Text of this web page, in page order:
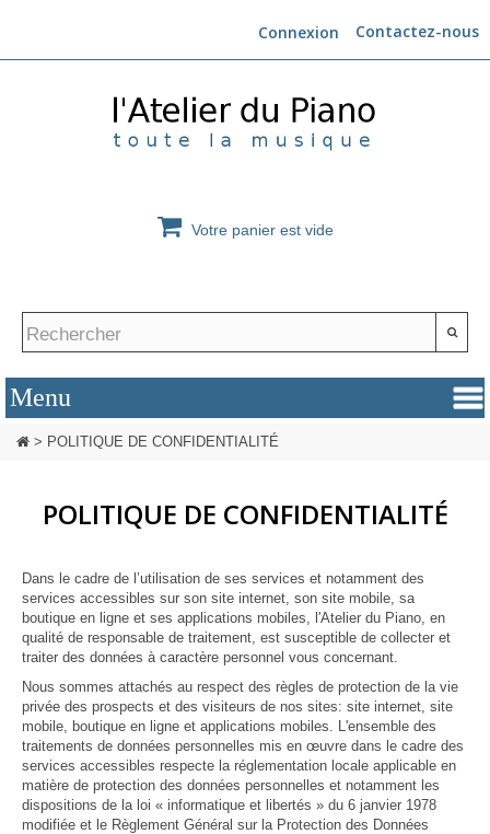
Contactez-nous
Connexion
Votre panier est vide
> POLITIQUE DE CONFIDENTIALITÉ
POLITIQUE DE CONFIDENTIALITÉ
Dans le cadre de l’utilisation de ses services et notamment des
services accessibles sur son site internet, son site mobile, sa
boutique en ligne et ses applications mobiles, l'Atelier du Piano, en
qualité de responsable de traitement, est susceptible de collecter et
traiter des données à caractère personnel vous concernant.
Nous sommes attachés au respect des règles de protection de la vie
privée des prospects et des visiteurs de nos sites: site internet, site
mobile, boutique en ligne et applications mobiles. L'ensemble des
traitements de données personnelles mis en œuvre dans le cadre des
services accessibles respecte la réglementation locale applicable en
matière de protection des données personnelles et notamment les
dispositions de la loi « informatique et libertés » du 6 janvier 1978
modifiée et le Règlement Général sur la Protection des Données